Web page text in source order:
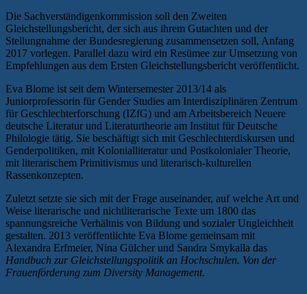
Die Sachverständigenkommission soll den Zweiten
Gleichstellungsbericht, der sich aus ihrem Gutachten und der
Stellungnahme der Bundesregierung zusammensetzen soll, Anfang
2017 vorlegen. Parallel dazu wird ein Resümee zur Umsetzung von
Empfehlungen aus dem Ersten Gleichstellungsbericht veröffentlicht.
Eva Blome ist seit dem Wintersemester 2013/14 als
Juniorprofessorin für Gender Studies am Interdisziplinären Zentrum
für Geschlechterforschung (IZfG) und am Arbeitsbereich Neuere
deutsche Literatur und Literaturtheorie am Institut für Deutsche
Philologie tätig. Sie beschäftigt sich mit Geschlechterdiskursen und
Genderpolitiken, mit Kolonialliteratur und Postkolonialer Theorie,
mit literarischem Primitivismus und literarisch-kulturellen
Rassenkonzepten.
Zuletzt setzte sie sich mit der Frage auseinander, auf welche Art und
Weise literarische und nichtliterarische Texte um 1800 das
spannungsreiche Verhältnis von Bildung und sozialer Ungleichheit
gestalten. 2013 veröffentlichte Eva Blome gemeinsam mit
Alexandra Erfmeier, Nina Gülcher und Sandra Smykalla das
Handbuch zur Gleichstellungspolitik an Hochschulen. Von der
Frauenförderung zum Diversity Management.